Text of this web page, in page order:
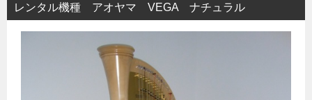
レンタル機種 アオヤマ VEGA ナチュラル